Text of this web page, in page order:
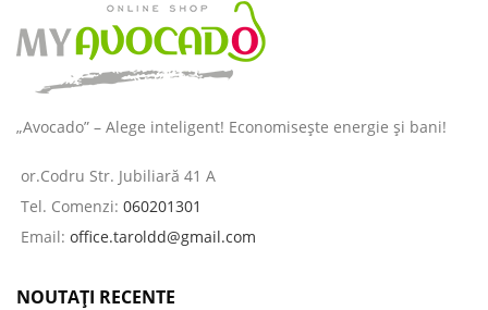
„Avocado” – Alege inteligent! Economisește energie și bani!
or.Codru Str. Jubiliară 41 A
Tel. Comenzi: 060201301
Email: office.taroldd@gmail.com
NOUTAȚI RECENTE